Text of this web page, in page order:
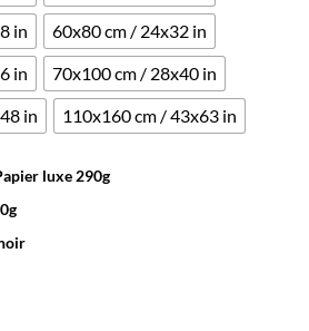
in
60x80 cm / 24x32 in
in
70x100 cm / 28x40 in
in
110x160 cm / 43x63 in
luxe 290g